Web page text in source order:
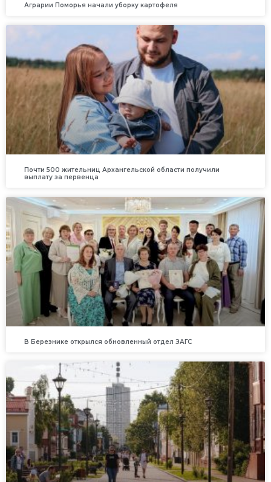
Аграрии Поморья начали уборку картофеля
Почти 500 жительниц Архангельской области получили
выплату за первенца
В Березнике открылся обновленный отдел ЗАГС